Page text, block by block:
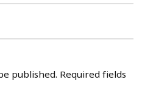
published. Required fields